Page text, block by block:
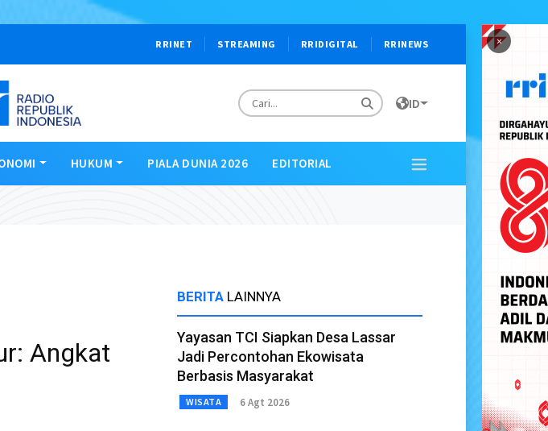
×
RRINET STREAMING RRIDIGITAL RRINEWS
ID
HUKUM PIALA DUNIA 2026 EDITORIAL
Angkat
BERITA LAINNYA
Yayasan TCI Siapkan Desa Lassar
Jadi Percontohan Ekowisata
Berbasis Masyarakat
WISATA 6 Agt 2026